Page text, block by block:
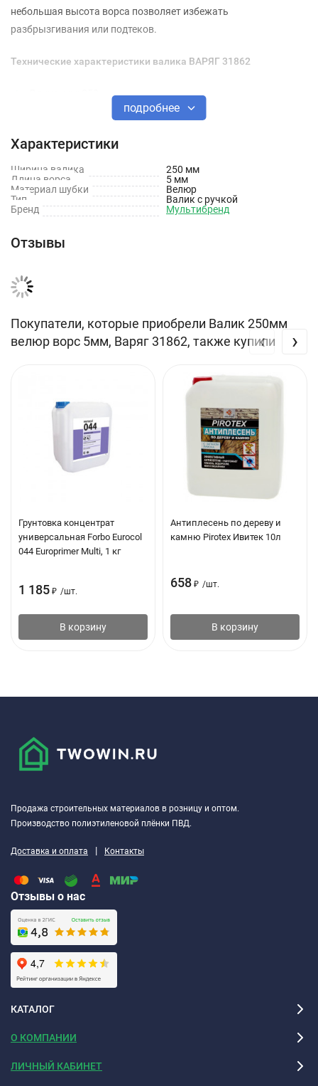
небольшая высота ворса позволяет избежать
разбрызгивания или подтеков.
Технические характеристики валика ВАРЯГ 31862
Материал шубки велюр
Высота ворса, мм: 5
Диаметр, мм: 58
подробнее
Характеристики
Ширина валика
250 мм
Длина ворса
5 мм
Материал шубки
Велюр
Тип
Валик с ручкой
Бренд
Мультибренд
Отзывы
Покупатели, которые приобрели Валик 250мм
велюр ворс 5мм, Варяг 31862, также купили
Грунтовка концентрат
универсальная Forbo Eurocol
044 Europrimer Multi, 1 кг
1 185 ₽ /шт.
В корзину
Антиплесень по дереву и
камню Pirotex Ивитек 10л
658 ₽ /шт.
В корзину
‹ ›
Продажа строительных материалов в розницу и оптом.
Производство полиэтиленовой плёнки ПВД.
Доставка и оплата | Контакты
Отзывы о нас
КАТАЛОГ
О КОМПАНИИ
ЛИЧНЫЙ КАБИНЕТ